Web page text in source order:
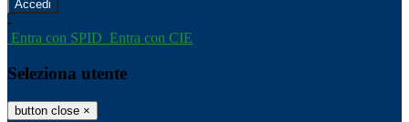
-
Entra con SPID Entra con CIE
Seleziona utente
button close ×